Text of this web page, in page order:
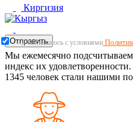
Киргизия
Отправить
Я соглашаюсь с условиями
Мы ежемесячно
индекс их удовлетворенности.
1345 человек стали нашими